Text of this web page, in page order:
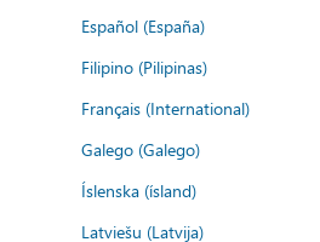
Español (España)
Filipino (Pilipinas)
Français (International)
Galego (Galego)
Íslenska (ísland)
Latviešu (Latvija)